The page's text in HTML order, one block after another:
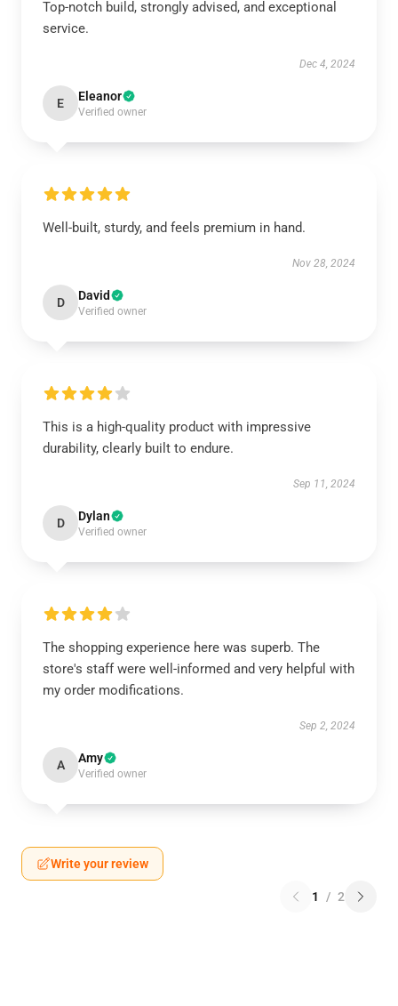
Top-notch build, strongly advised, and exceptional
service.
Dec 4, 2024
E Eleanor
Verified owner
Well-built, sturdy, and feels premium in hand.
Nov 28, 2024
D David
Verified owner
This is a high-quality product with impressive
durability, clearly built to endure.
Sep 11, 2024
D Dylan
Verified owner
The shopping experience here was superb. The
store's staff were well-informed and very helpful with
my order modifications.
Sep 2, 2024
A Amy
Verified owner
Write your review
1 / 2